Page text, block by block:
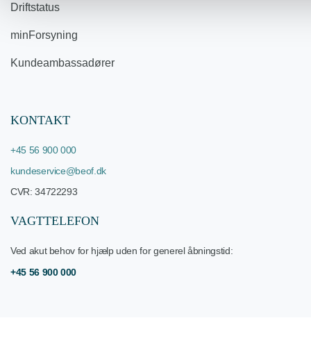
Driftstatus
minForsyning
Kundeambassadører
KONTAKT
+45 56 900 000
kundeservice@beof.dk
CVR: 34722293
VAGTTELEFON
Ved akut behov for hjælp uden for generel åbningstid:
+45 56 900 000